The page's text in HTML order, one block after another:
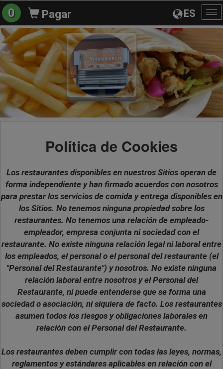
ES
0 Pagar
Política de Cookies
Los restaurantes disponibles en nuestros Sitios operan de
forma independiente y han firmado acuerdos con nosotros
para prestar los servicios de comida y entrega disponibles en
los Sitios. No tenemos ninguna propiedad sobre los
restaurantes. No tenemos una relación de empleado-
empleador, empresa conjunta ni sociedad con el
restaurante. No existe ninguna relación legal ni laboral entre
los empleados, el personal o el personal del restaurante (el
"Personal del Restaurante") y nosotros. No existe ninguna
relación laboral entre nosotros y el Personal del
Restaurante, ni puede entenderse que se forma una
sociedad o asociación, ni siquiera de facto. Los restaurantes
asumen todos los riesgos y obligaciones laborales en
relación con el Personal del Restaurante.
Los restaurantes deben cumplir con todas las leyes, normas,
reglamentos y estándares aplicables en relación con el